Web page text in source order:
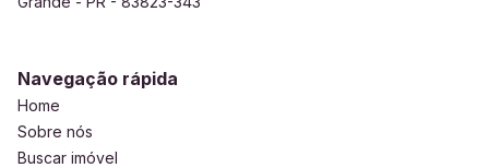
Navegação rápida
Home
Sobre nós
Buscar imóvel